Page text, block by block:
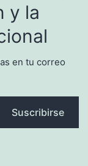
y la
en tu correo
Suscribirse